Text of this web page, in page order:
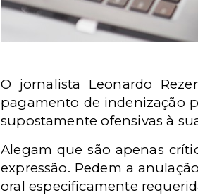
O jornalista Leonardo
pagamento de indenização
supostamente ofensivas à
Alegam que são apenas
expressão. Pedem a
oral especificamente